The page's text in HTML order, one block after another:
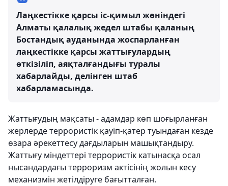
Лаңкестікке қарсы іс-қимыл жөніндегі
Алматы қалалық жедел штабы қаланың
Бостандық ауданында жоспарланған
лаңкестікке қарсы жаттығулардың
өткізіліп, аяқталғандығы туралы
хабарлайды, делінген штаб
хабарламасында.
Жаттығудың мақсаты - адамдар көп шоғырланған
жерлерде террористік қауіп-қатер туындаған кезде
өзара әрекеттесу дағдыларын машықтандыру.
Жаттығу міндеттері террористік катынасқа осал
нысандардағы терроризм актісінің жолын кесу
механизмін жетілдіруге бағытталған.